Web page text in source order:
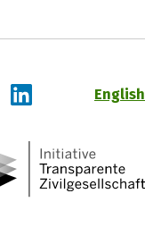
English